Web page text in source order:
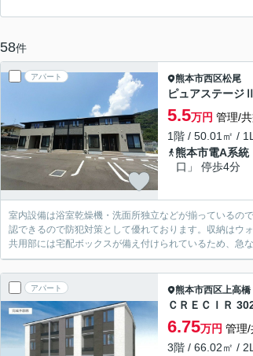
58件
アパート 熊本市西区松尾
ピュアステージ
5.5万円 管理/
1階 / 50.01㎡ /
熊本市電A系統
口」 停歩4分
室内設備は浴室乾燥機・洗面所独立などが揃っているの
認できるので防犯対策として優れております。収納はウ
共用部には宅配ボックスが備え付けられているため、急
アパート 熊本市西区上高橋
ＣＲＥＣＩＲ
6.75万円 管理/
3階 / 66.02㎡ /